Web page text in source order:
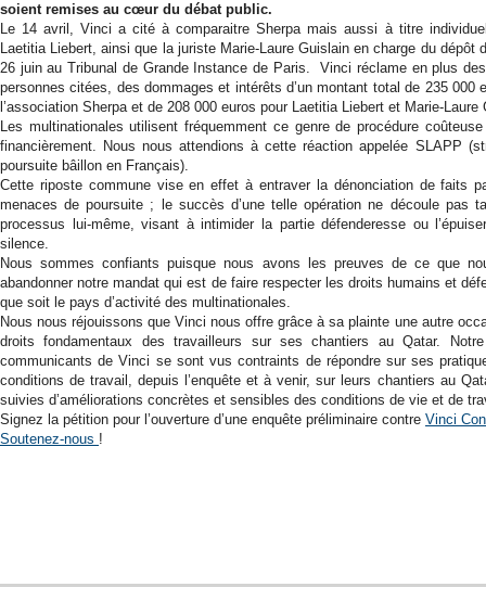
soient remises au cœur du débat public.
Le 14 avril, Vinci a cité à comparaitre Sherpa mais aussi à titre
Laetitia Liebert, ainsi que la juriste Marie-Laure Guislain en charge du
26 juin au Tribunal de Grande Instance de Paris. Vinci réclame en plus
personnes citées, des dommages et intérêts d’un montant total de 235 000
l’association Sherpa et de 208 000 euros pour Laetitia Liebert et Marie-Laure
Les multinationales utilisent fréquemment ce genre de procédure
financièrement. Nous nous attendions à cette réaction appelée SLAPP
poursuite bâillon en Français).
Cette riposte commune vise en effet à entraver la dénonciation de faits
menaces de poursuite ; le succès d’une telle opération ne découle pas
processus lui-même, visant à intimider la partie défenderesse ou
silence.
Nous sommes confiants puisque nous avons les preuves de ce que
abandonner notre mandat qui est de faire respecter les droits humains et
que soit le pays d’activité des multinationales.
Nous nous réjouissons que Vinci nous offre grâce à sa plainte une autre
droits fondamentaux des travailleurs sur ses chantiers au Qatar.
communicants de Vinci se sont vus contraints de répondre sur ses
conditions de travail, depuis l’enquête et à venir, sur leurs chantiers au
suivies d’améliorations concrètes et sensibles des conditions de vie et de
Signez la pétition pour l’ouverture d’une enquête préliminaire contre Vinci
Soutenez-nous !